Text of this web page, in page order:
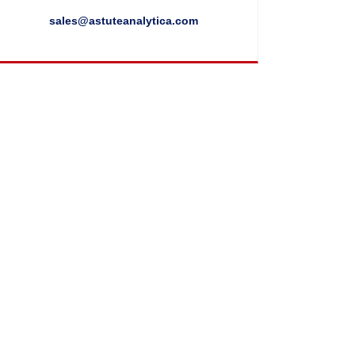
sales@astuteanalytica.com